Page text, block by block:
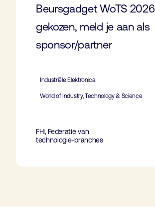
Beursgadget WoTS 2026
gekozen, meld je aan als
sponsor/partner
Industriële Elektronica
World of Industry, Technology & Science
FHI, Federatie van
technologie-branches